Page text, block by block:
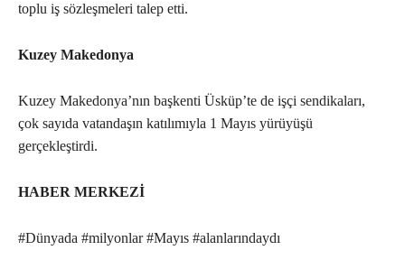
toplu iş sözleşmeleri talep etti.
Kuzey Makedonya
Kuzey Makedonya’nın başkenti Üsküp’te de işçi sendikaları,
çok sayıda vatandaşın katılımıyla 1 Mayıs yürüyüşü
gerçekleştirdi.
HABER MERKEZİ
#Dünyada #milyonlar #Mayıs #alanlarındaydı